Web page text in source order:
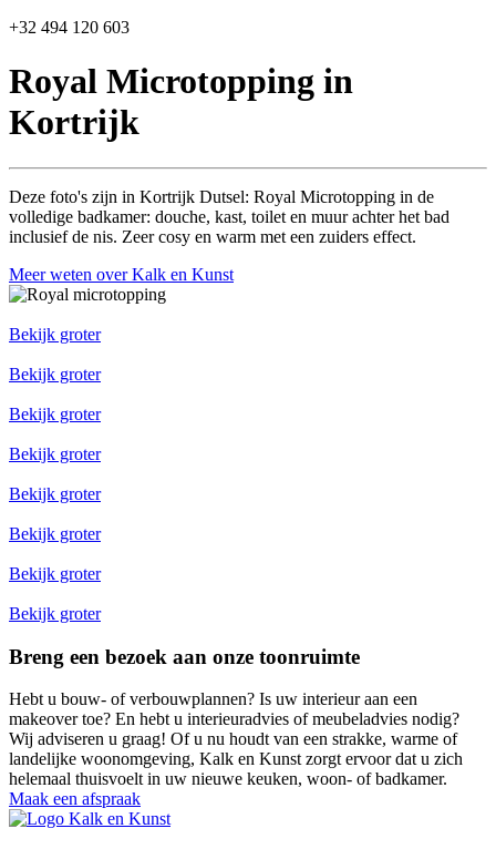
+32 494 120 603
Royal Microtopping in
Kortrijk
Deze foto's zijn in Kortrijk Dutsel: Royal Microtopping in de
volledige badkamer: douche, kast, toilet en muur achter het bad
inclusief de nis. Zeer cosy en warm met een zuiders effect.
Meer weten over Kalk en Kunst
Bekijk groter
Bekijk groter
Bekijk groter
Bekijk groter
Bekijk groter
Bekijk groter
Bekijk groter
Bekijk groter
Breng een bezoek aan onze toonruimte
Hebt u bouw- of verbouwplannen? Is uw interieur aan een
makeover toe? En hebt u interieuradvies of meubeladvies nodig?
Wij adviseren u graag! Of u nu houdt van een strakke, warme of
landelijke woonomgeving, Kalk en Kunst zorgt ervoor dat u zich
helemaal thuisvoelt in uw nieuwe keuken, woon- of badkamer.
Maak een afspraak